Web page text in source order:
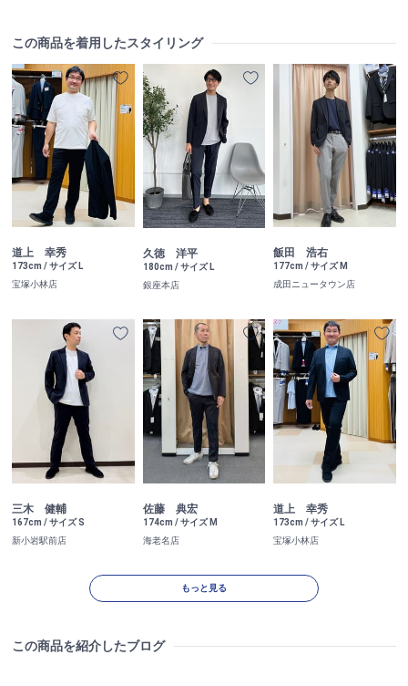
この商品を着用したスタイリング
道上 幸秀
173cm / サイズ L
宝塚小林店
久徳 洋平
180cm / サイズ L
銀座本店
飯田 浩右
177cm / サイズ M
成田ニュータウン店
三木 健輔
167cm / サイズ S
新小岩駅前店
佐藤 典宏
174cm / サイズ M
海老名店
道上 幸秀
173cm / サイズ L
宝塚小林店
もっと見る
この商品を紹介したブログ